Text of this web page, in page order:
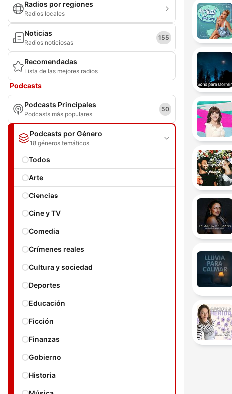
Radios por regiones
Radios locales
Noticias
Radios noticiosas
155
Recomendadas
Lista de las mejores radios
Podcasts
Podcasts Principales
Podcasts más populares
50
Podcasts por Género
18 géneros temáticos
Todos
Arte
Ciencias
Cine y TV
Comedia
Crímenes reales
Cultura y sociedad
Deportes
Educación
Ficción
Finanzas
Gobierno
Historia